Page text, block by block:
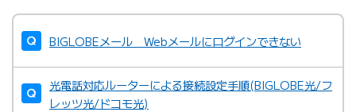
BIGLOBEメール Webメールにログインできない
光電話対応ルーターによる接続設定手順(BIGLOBE光/フ
レッツ光/ドコモ光)